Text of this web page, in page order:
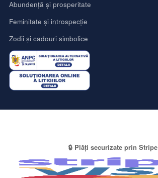
Abundență și prosperitate
Feminitate și introspecție
Zodii și cadouri simbolice
🔒 Plăți securizate prin Stripe